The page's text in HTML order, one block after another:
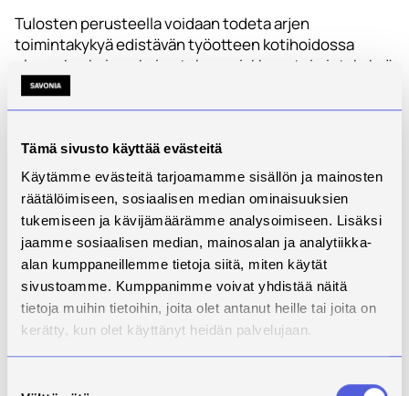
Tämä sivusto käyttää evästeitä
Käytämme evästeitä tarjoamamme sisällön ja mainosten
räätälöimiseen, sosiaalisen median ominaisuuksien
tukemiseen ja kävijämäärämme analysoimiseen. Lisäksi
jaamme sosiaalisen median, mainosalan ja analytiikka-
alan kumppaneillemme tietoja siitä, miten käytät
sivustoamme. Kumppanimme voivat yhdistää näitä
tietoja muihin tietoihin, joita olet antanut heille tai joita on
kerätty, kun olet käyttänyt heidän palvelujaan.
Tulosten perusteella voidaan todeta arjen
toimintakykyä edistävän työotteen kotihoidossa
olevan keskeinen keino tukea asiakkaan toimintakykyä
ja osallisuutta sekä ennaltaehkäistä palveluiden
tarpeen lisääntymistä ennenaikaisesti. ADL (activities
living) -toimintojen haasteet viittaavat toimintakyvyn
heikkenemiseen ja sen myötä lisääntyneeseen avun
tarpeeseen (Rantanen ym. 2023; Myller & Mynttinen
2023, 325-327). IADL –toimintojen haasteilla on
yhteys myös kotihoidon aloitukseen ja
palveluasumiseen siirtymiseen. Liikkumisen
heikentyminen ja kävelyn hidastuminen voivat myös
johtaa palveluiden tarpeen lisääntymiseen. (Cegri,
Orfila, Abellana & Pastor-Valero 2020.)
Ikääntyvän väestön lisääntyessä kotihoidossa